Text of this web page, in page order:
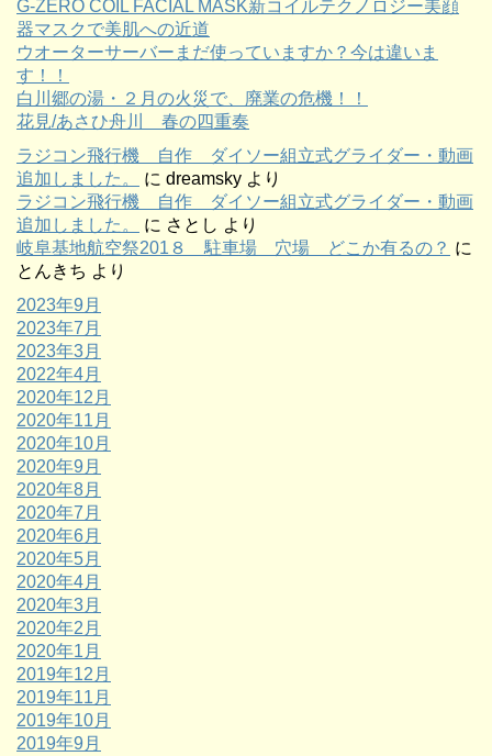
G-ZERO COIL FACIAL MASK新コイルテクノロジー美顔
器マスクで美肌への近道
ウオーターサーバーまだ使っていますか？今は違いま
す！！
白川郷の湯・２月の火災で、廃業の危機！！
花見/あさひ舟川 春の四重奏
ラジコン飛行機 自作 ダイソー組立式グライダー・動画
追加しました。
に dreamsky より
ラジコン飛行機 自作 ダイソー組立式グライダー・動画
追加しました。
に さとし より
岐阜基地航空祭201８ 駐車場 穴場 どこか有るの？ に
とんきち より
2023年9月
2023年7月
2023年3月
2022年4月
2020年12月
2020年11月
2020年10月
2020年9月
2020年8月
2020年7月
2020年6月
2020年5月
2020年4月
2020年3月
2020年2月
2020年1月
2019年12月
2019年11月
2019年10月
2019年9月